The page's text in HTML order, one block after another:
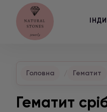
Головна Гематит
Гематит